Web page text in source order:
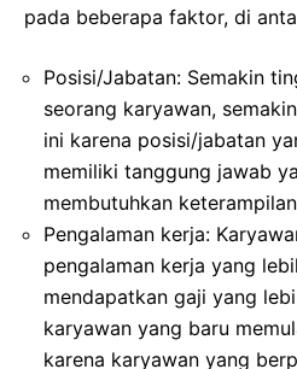
pada beberapa faktor, di
Posisi/Jabatan: Semakin
seorang karyawan,
ini karena posisi/jabatan
memiliki tanggung jawab
membutuhkan
Pengalaman kerja:
pengalaman kerja yang
mendapatkan gaji yang
karyawan yang baru
karena karyawan yang